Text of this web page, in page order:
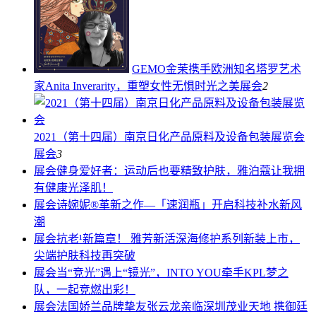
GEMO金茉携手欧洲知名塔罗艺术
家Anita Inverarity，重塑女性无惧时光之美展会2
2021（第十四届）南京日化产品原料及设备包装展览会
展会3
展会健身爱好者：运动后也要精致护肤，雅泊蔻让我拥
有健康光泽肌！
展会诗婉妮®革新之作—「速润瓶」开启科技补水新风
潮
展会抗老¹新篇章！ 雅芳新活深海修护系列新装上市，
尖端护肤科技再突破
展会当“竞光”遇上“镜光”，INTO YOU牵手KPL梦之
队，一起竞燃出彩！
展会法国娇兰品牌挚友张云龙亲临深圳茂业天地 携御廷